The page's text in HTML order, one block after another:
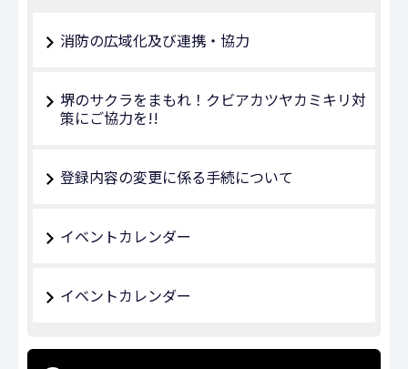
消防の広域化及び連携・協力
堺のサクラをまもれ！クビアカツヤカミキリ対
策にご協力を!!
登録内容の変更に係る手続について
イベントカレンダー
イベントカレンダー